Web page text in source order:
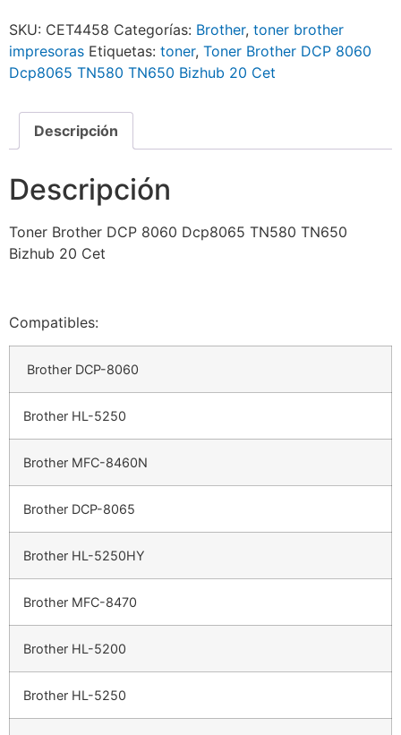
SKU: CET4458 Categorías: Brother, toner brother
impresoras Etiquetas: toner, Toner Brother DCP 8060
Dcp8065 TN580 TN650 Bizhub 20 Cet
Descripción
Descripción
Toner Brother DCP 8060 Dcp8065 TN580 TN650
Bizhub 20 Cet
Compatibles:
Brother DCP-8060
Brother HL-5250
Brother MFC-8460N
Brother DCP-8065
Brother HL-5250HY
Brother MFC-8470
Brother HL-5200
Brother HL-5250